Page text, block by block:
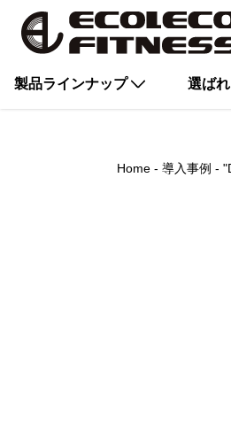
製品ラインナップ 選ば
Home 導入事例